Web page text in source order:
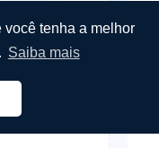
você tenha a melhor
Saiba mais